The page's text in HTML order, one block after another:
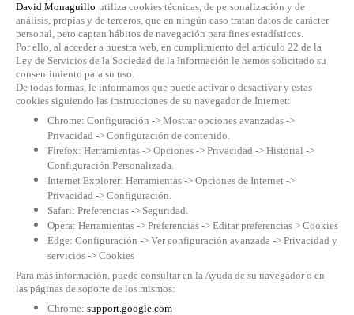
David Monaguillo utiliza cookies técnicas, de personalización y de
análisis, propias y de terceros, que en ningún caso tratan datos de carácter
personal, pero captan hábitos de navegación para fines estadísticos.
Por ello, al acceder a nuestra web, en cumplimiento del artículo 22 de la
Ley de Servicios de la Sociedad de la Información le hemos solicitado su
consentimiento para su uso.
De todas formas, le informamos que puede activar o desactivar y estas
cookies siguiendo las instrucciones de su navegador de Internet:
Chrome: Configuración -> Mostrar opciones avanzadas ->
Privacidad -> Configuración de contenido.
Firefox: Herramientas -> Opciones -> Privacidad -> Historial ->
Configuración Personalizada.
Internet Explorer: Herramientas -> Opciones de Internet ->
Privacidad -> Configuración.
Safari: Preferencias -> Seguridad.
Opera: Herramientas -> Preferencias -> Editar preferencias > Cookies
Edge: Configuración -> Ver configuración avanzada -> Privacidad y
servicios -> Cookies
Para más información, puede consultar en la Ayuda de su navegador o en
las páginas de soporte de los mismos:
Chrome: support.google.com